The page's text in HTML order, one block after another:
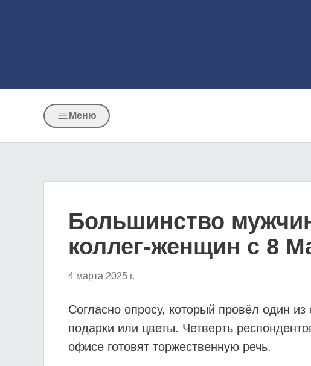
Меню
Большинство
коллег-женщин с 8
4 марта 2025 г.
Согласно опросу, который провёл один
подарки или цветы. Четверть
офисе готовят торжественную речь.